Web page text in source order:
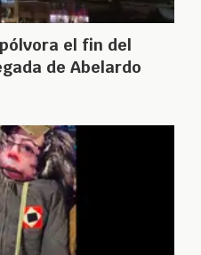
el fin del
de Abelardo